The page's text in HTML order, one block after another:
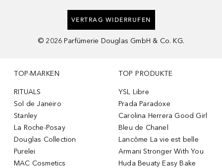
VERTRAG WIDERRUFEN
© 2026 Parfümerie Douglas GmbH & Co. KG.
TOP-MARKEN
RITUALS
Sol de Janeiro
Stanley
La Roche-Posay
Douglas Collection
Purelei
MAC Cosmetics
TOP PRODUKTE
YSL Libre
Prada Paradoxe
Carolina Herrera Good Girl
Bleu de Chanel
Lancôme La vie est belle
Armani Stronger With You
Huda Beuaty Easy Bake